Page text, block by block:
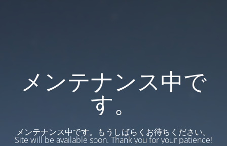
メンテナンス中で
す。
メンテナンス中です。もうしばらくお待ちください。
Site will be available soon. Thank you for your patience!